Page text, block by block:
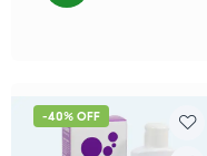
-40% OFF